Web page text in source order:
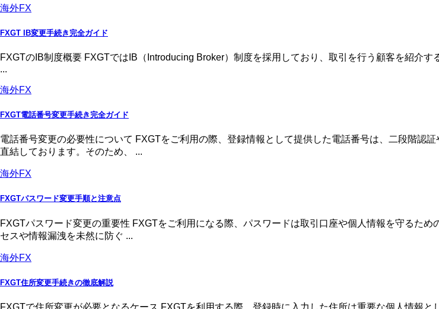
海外FX
FXGT IB変更手続き完全ガイド
FXGTのIB制度概要 FXGTではIB（Introducing Broker）制度を採用しており、取引を行う顧客を紹介
...
海外FX
FXGT電話番号変更手続き完全ガイド
電話番号変更の必要性について FXGTをご利用の際、登録情報として提供した電話番号は、二段階認
直結しております。そのため、 ...
海外FX
FXGTパスワード変更手順と注意点
FXGTパスワード変更の重要性 FXGTをご利用になる際、パスワードは取引口座や個人情報を守るた
セスや情報漏洩を未然に防ぐ ...
海外FX
FXGT住所変更手続きの徹底解説
FXGTで住所変更が必要となるケース FXGTを利用する際、登録時に入力した住所は重要な個人情報